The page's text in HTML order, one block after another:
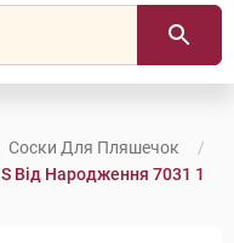
Соски Для Пляшечок
Від Народження 7031 1